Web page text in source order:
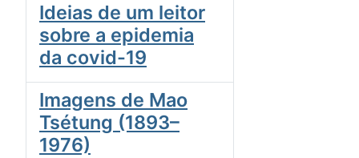
Ideias de um leitor
sobre a epidemia
da covid-19
Imagens de Mao
Tsétung (1893–
1976)